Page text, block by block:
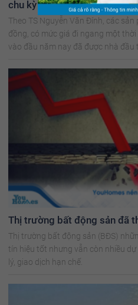
chu kỳ tăng trưởng mới bắt
Theo TS Nguyễn Văn Đính, các
đồng, có mức giá đi ngang một
vào đầu năm nay đã được nhà đầu
Thị trường bất động sản đã
Thị trường bất động sản (BĐS)
tín hiệu tốt nhưng vẫn còn nhiều
lý, giao dịch hạn chế.